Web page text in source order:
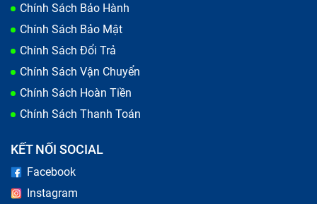
Chính Sách Bảo Hành
Chính Sách Bảo Mật
Chính Sách Đổi Trả
Chính Sách Vận Chuyển
Chính Sách Hoàn Tiền
Chính Sách Thanh Toán
KẾT NỐI SOCIAL
Facebook
Instagram